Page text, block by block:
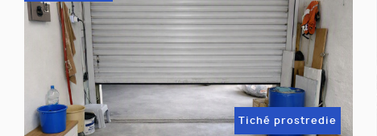
Tiché prostredie